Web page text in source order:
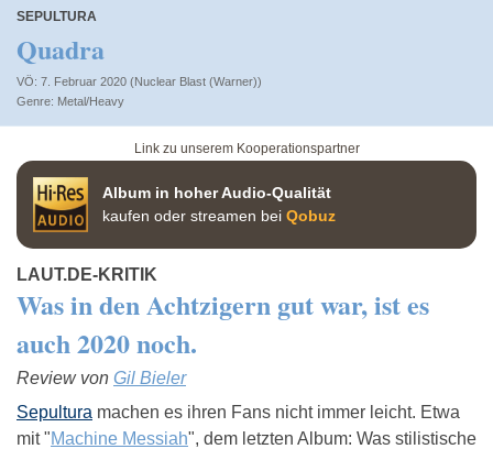
SEPULTURA
Quadra
VÖ: 7. Februar 2020 (Nuclear Blast (Warner))
Metal/Heavy
Link zu unserem Kooperationspartner
Album in hoher Audio-Qualität
kaufen oder streamen bei Qobuz
LAUT.DE-KRITIK
Was in den Achtzigern gut war, ist es
auch 2020 noch.
Review von Gil Bieler
Sepultura machen es ihren Fans nicht immer leicht. Etwa
mit "Machine Messiah", dem letzten Album: Was stilistische